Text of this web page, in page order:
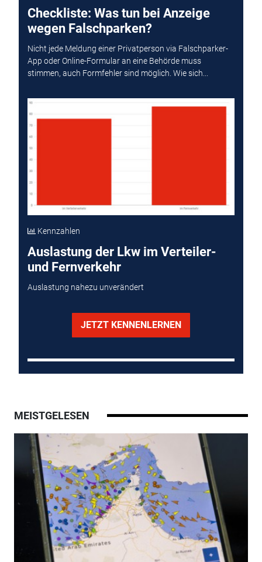
Checkliste: Was tun bei Anzeige
wegen Falschparken?
Nicht jede Meldung einer Privatperson via Falschparker-
App oder Online-Formular an eine Behörde muss
stimmen, auch Formfehler sind möglich. Wie sich...
Kennzahlen
Auslastung der Lkw im Verteiler-
und Fernverkehr
Auslastung nahezu unverändert
JETZT KENNENLERNEN
MEISTGELESEN